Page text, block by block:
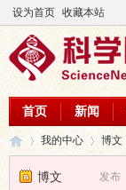
设为首页 收藏本站
首页 新闻
我的中心 博文
发布
博文